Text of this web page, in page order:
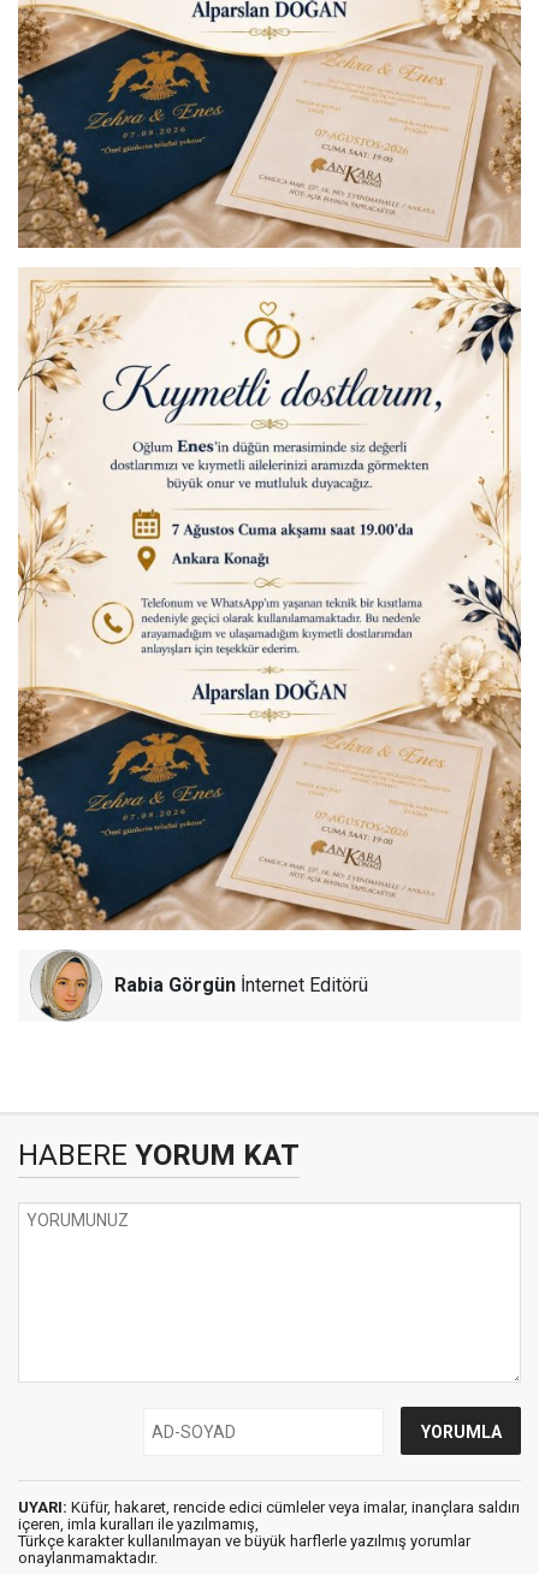
Rabia Görgün İnternet Editörü
HABERE YORUM KAT
UYARI: Küfür, hakaret, rencide edici cümleler veya imalar, inançlara saldırı
içeren, imla kuralları ile yazılmamış,
Türkçe karakter kullanılmayan ve büyük harflerle yazılmış yorumlar
onaylanmamaktadır.